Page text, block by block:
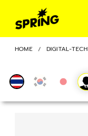
HOME DIGITAL-TECH